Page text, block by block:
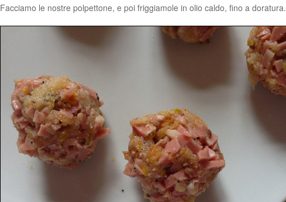
Facciamo le nostre polpettone, e poi friggiamole in olio caldo, fino a doratura.